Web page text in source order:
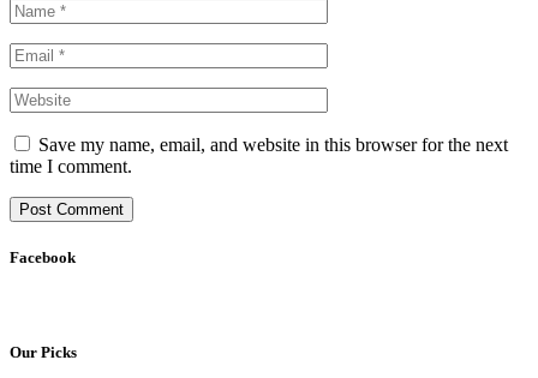
Save my name, email, and website in this browser for the next
time I comment.
Facebook
Our Picks